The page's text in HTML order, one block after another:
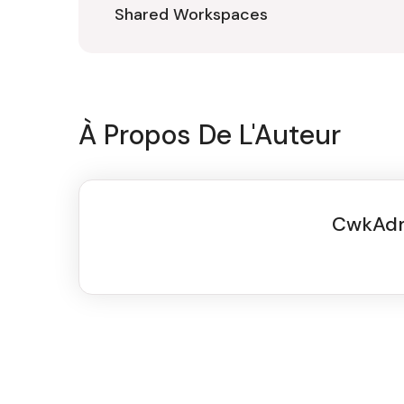
Shared Workspaces
À Propos De L'Auteur